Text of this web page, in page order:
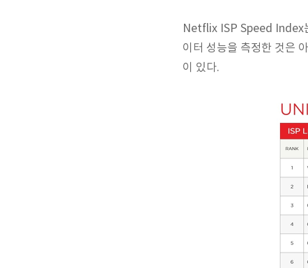
Netflix ISP Speed Index
이터 성능을 측정한 것은
이 있다.